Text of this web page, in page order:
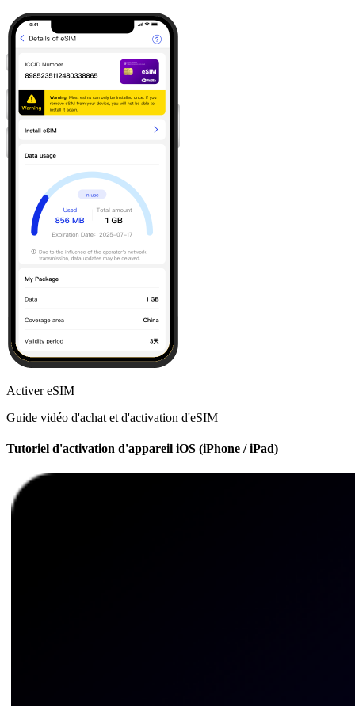
Activer eSIM
Guide vidéo d'achat et d'activation d'eSIM
Tutoriel d'activation d'appareil iOS (iPhone / iPad)